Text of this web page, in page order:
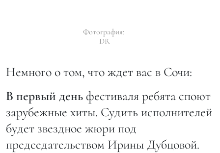
Фотография:
DR
Немного о том, что ждет вас в Сочи:
В первый день фестиваля ребята споют
зарубежные хиты. Судить исполнителей
будет звездное жюри под
председательством Ирины Дубцовой.